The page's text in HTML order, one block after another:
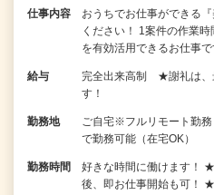
仕事内容
おうちでお仕事ができる
ください！ 1案件の作業
を有効活用できるお仕事
給与
完全出来高制 ★謝礼は、
す！
勤務地
ご自宅※フルリモート勤
で勤務可能（在宅OK）
勤務時間
好きな時間に働けます！
後、即お仕事開始も可！